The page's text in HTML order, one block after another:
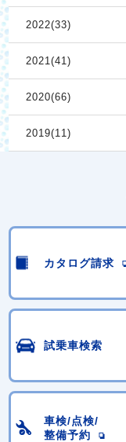
2022(33)
2021(41)
2020(66)
2019(11)
カタログ請求
試乗車検索
車検/点検/
整備予約